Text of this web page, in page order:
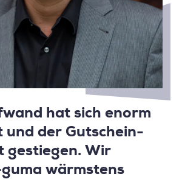
hat sich enorm
der Gutschein-
gestiegen. Wir
wärmstens